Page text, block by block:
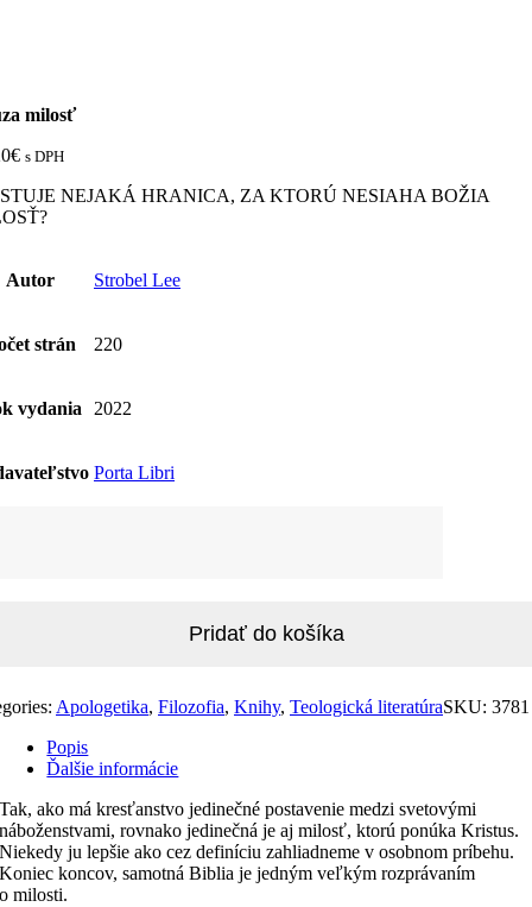
milosť
€ s DPH
NEJAKÁ HRANICA, ZA KTORÚ NESIAHA BOŽIA
Autor Strobel Lee
strán 220
vydania 2022
Porta Libri
Pridať do košíka
Apologetika, Filozofia, Knihy, Teologická literatúraSKU: 3781
Popis
Ďalšie informácie
Tak, ako má kresťanstvo jedinečné postavenie medzi svetovými
náboženstvami, rovnako jedinečná je aj milosť, ktorú ponúka Kristus.
Niekedy ju lepšie ako cez definíciu zahliadneme v osobnom príbehu.
Koniec koncov, samotná Biblia je jedným veľkým rozprávaním
o milosti.